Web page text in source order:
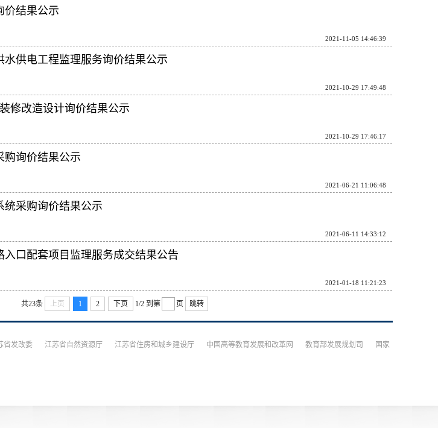
价结果公示
2021-11-05 14:46:39
供电工程监理服务询价结果公示
2021-10-29 17:49:48
修改造设计询价结果公示
2021-10-29 17:46:17
购询价结果公示
2021-06-21 11:06:48
统采购询价结果公示
2021-06-11 14:33:12
口配套项目监理服务成交结果公告
2021-01-18 11:21:23
共23条 上页 1 2 下页 1/2 到第 页 跳转
省发改委 江苏省自然资源厅 江苏省住房和城乡建设厅 中国高等教育发展和改革网 教育部发展规划司 国家